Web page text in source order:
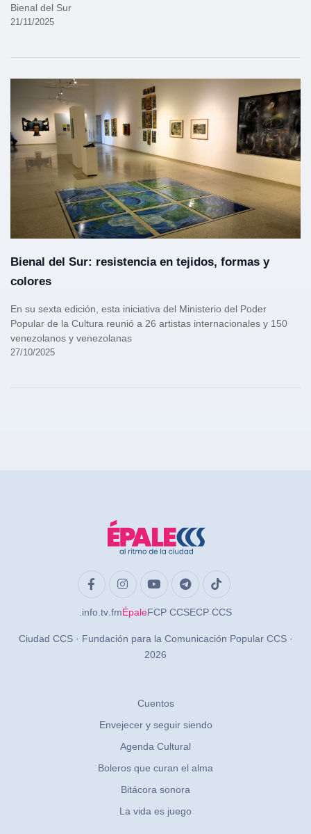
Bienal del Sur
21/11/2025
Bienal del Sur: resistencia en tejidos, formas y
colores
En su sexta edición, esta iniciativa del Ministerio del Poder
Popular de la Cultura reunió a 26 artistas internacionales y 150
venezolanos y venezolanas
27/10/2025
.info .tv .fmÉpaleFCP CCSECP CCS
Ciudad CCS · Fundación para la Comunicación Popular CCS ·
2026
Cuentos
Envejecer y seguir siendo
Agenda Cultural
Boleros que curan el alma
Bitácora sonora
La vida es juego